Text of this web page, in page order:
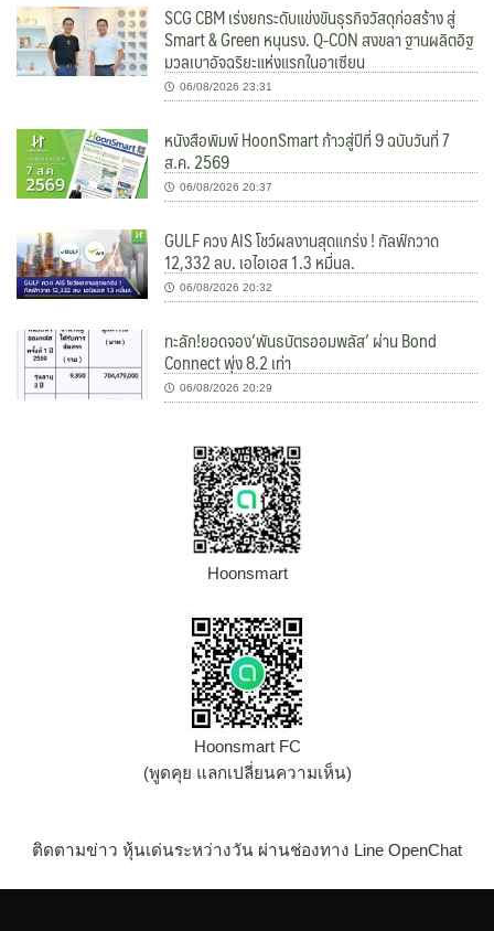
SCG CBM เร่งยกระดับแข่งขันธุรกิจวัสดุก่อสร้าง สู่
Smart & Green หนุนรง. Q-CON สงขลา ฐานผลิตอิฐ
มวลเบาอัจฉริยะแห่งแรกในอาเซียน
06/08/2026 23:31
หนังสือพิมพ์ HoonSmart ก้าวสู่ปีที่ 9 ฉบับวันที่ 7
ส.ค. 2569
06/08/2026 20:37
GULF ควง AIS โชว์ผลงานสุดแกร่ง ! กัลฟ์กวาด
12,332 ลบ. เอไอเอส 1.3 หมื่นล.
06/08/2026 20:32
ทะลัก!ยอดจอง’พันธบัตรออมพลัส’ ผ่าน Bond
Connect พุ่ง 8.2 เท่า
06/08/2026 20:29
Hoonsmart
Hoonsmart FC
(พูดคุย แลกเปลี่ยนความเห็น)
ติดตามข่าว หุ้นเด่นระหว่างวัน ผ่านช่องทาง Line OpenChat